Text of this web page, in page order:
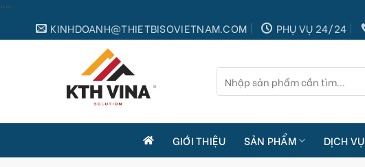
""
content
KINHDOANH@THIETBISOVIETNAM.COM PHỤ VỤ 24/24
kiếm:
GIỚI THIỆU SẢN PHẨM DỊCH VỤ